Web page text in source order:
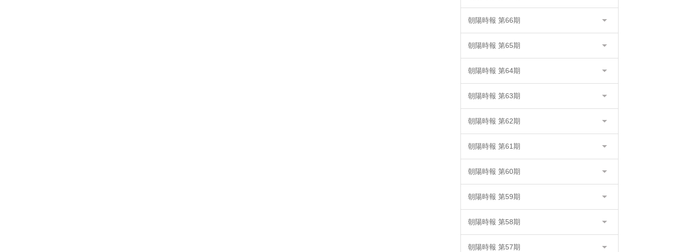
朝陽時報 第66期
朝陽時報 第65期
朝陽時報 第64期
朝陽時報 第63期
朝陽時報 第62期
朝陽時報 第61期
朝陽時報 第60期
朝陽時報 第59期
朝陽時報 第58期
朝陽時報 第57期